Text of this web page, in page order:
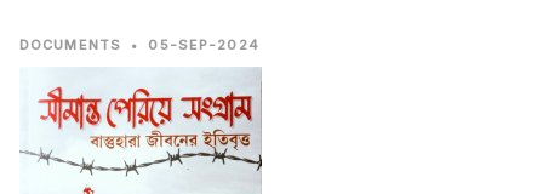
DOCUMENTS • 05-SEP-2024